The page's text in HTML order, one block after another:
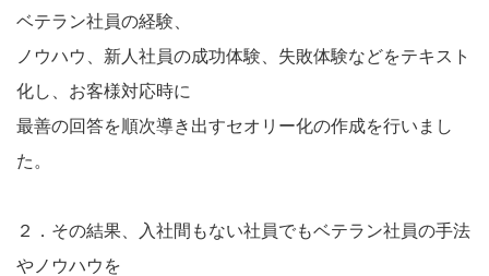
ベテラン社員の経験、
ノウハウ、新人社員の成功体験、失敗体験などをテキスト
化し、お客様対応時に
最善の回答を順次導き出すセオリー化の作成を行いまし
た。
２．その結果、入社間もない社員でもベテラン社員の手法
やノウハウを